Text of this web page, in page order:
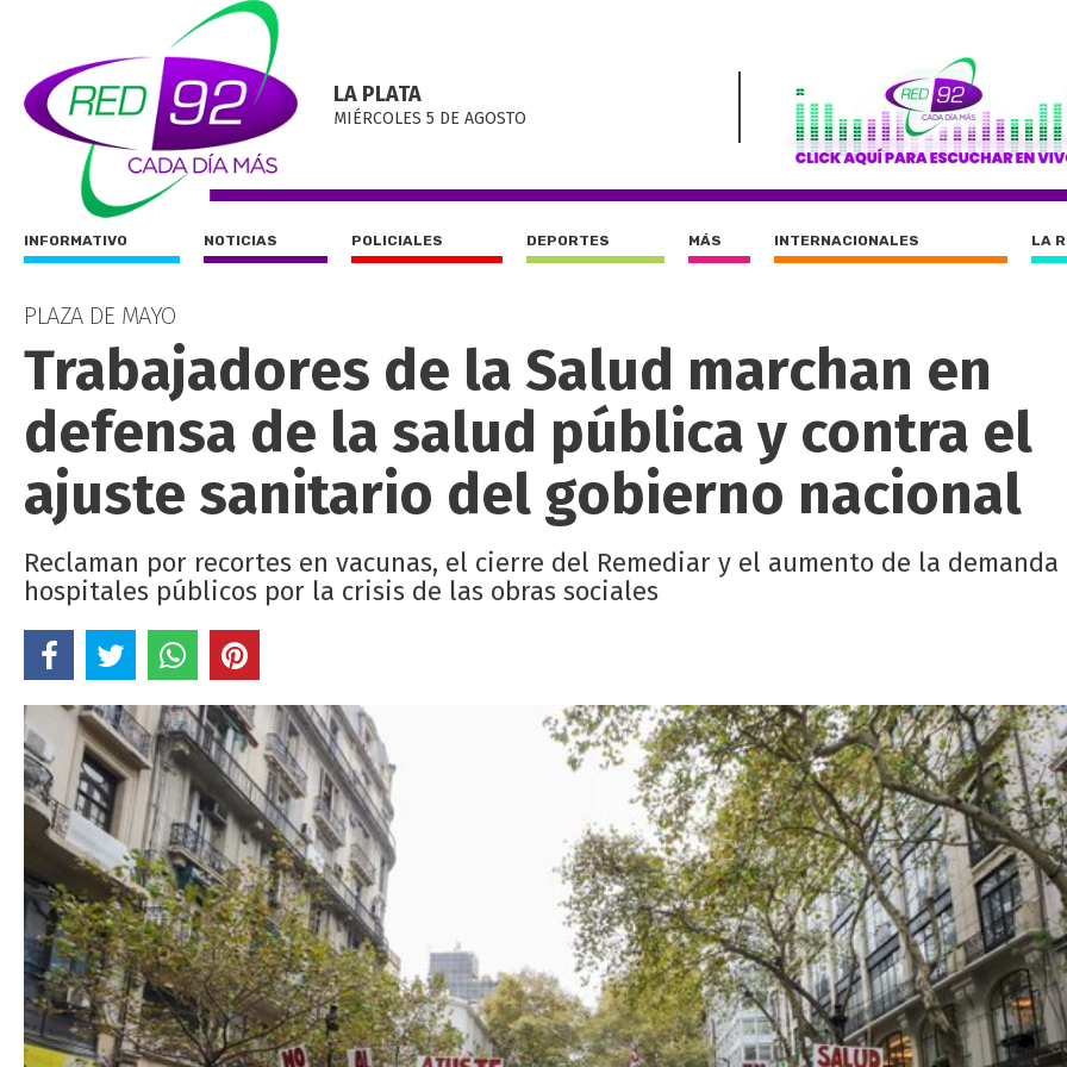
LA PLATA
MIÉRCOLES 5 DE AGOSTO
INFORMATIVO NOTICIAS POLICIALES DEPORTES MÁS INTERNACIONALES LA
PLAZA DE MAYO
Trabajadores de la Salud marchan en
defensa de la salud pública y contra el
ajuste sanitario del gobierno nacional
Reclaman por recortes en vacunas, el cierre del Remediar y el aumento de la demanda
hospitales públicos por la crisis de las obras sociales